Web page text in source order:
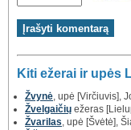
Kiti ežerai ir upės
Žvynė , upė [Virčiuvis],
Žvelgaičių ežeras
Žvarilas , upė [Švėtė],